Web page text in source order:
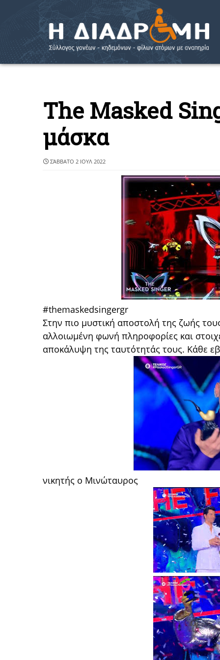
The Masked
μάσκα
ΣΆΒΒΑΤΟ 2 ΙΟΥΛ 2022
#themaskedsingergr
Στην πιο μυστική αποστολή της ζωής
αλλοιωμένη φωνή πληροφορίες και
αποκάλυψη της ταυτότητάς τους. Κάθε
νικητής ο Μινώταυρος